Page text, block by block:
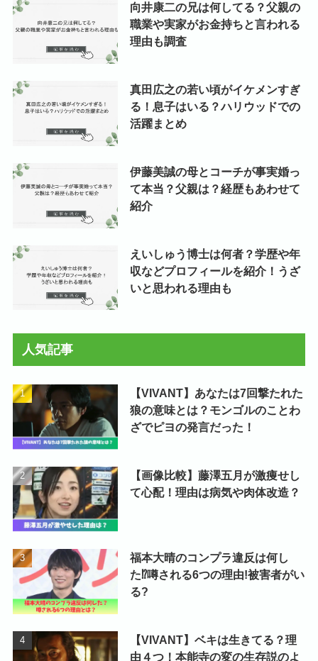
向井康二の兄は何してる？父親の
職業や実家がお金持ちと言われる
理由も調査
真田広之の若い頃がイケメンすぎ
る！息子はいる？ハリウッドでの
活躍まとめ
伊藤美誠の母とコーチが事実婚っ
て本当？父親は？経歴もあわせて
紹介
えいしゅう博士は何者？学歴や年
収などプロフィールを紹介！うざ
いと思われる理由も
人気記事
【VIVANT】あなたは7回撃たれた
狼の意味とは？モンゴルのことわ
ざでピヨの発言だった！
【画像比較】藤澤五月が激痩せし
て心配！理由は病気や肉体改造？
福本大晴のコンプラ違反は何し
た⁉噂される6つの理由!被害者がい
る?
【VIVANT】ベキは生きてる？理
由４つ！本能寺の変の生存説のよ